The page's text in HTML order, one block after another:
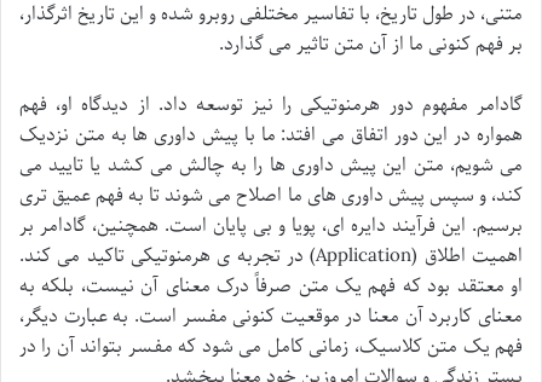
متنی، در طول تاریخ، با تفاسیر مختلفی روبرو شده و این تاریخ اثرگذار،
بر فهم کنونی ما از آن متن تاثیر می گذارد.
گادامر مفهوم دور هرمنوتیکی را نیز توسعه داد. از دیدگاه او، فهم
همواره در این دور اتفاق می افتد: ما با پیش داوری ها به متن نزدیک
می شویم، متن این پیش داوری ها را به چالش می کشد یا تایید می
کند، و سپس پیش داوری های ما اصلاح می شوند تا به فهم عمیق تری
برسیم. این فرآیند دایره ای، پویا و بی پایان است. همچنین، گادامر بر
اهمیت اطلاق (Application) در تجربه ی هرمنوتیکی تاکید می کند.
او معتقد بود که فهم یک متن صرفاً درک معنای آن نیست، بلکه به
معنای کاربرد آن معنا در موقعیت کنونی مفسر است. به عبارت دیگر،
فهم یک متن کلاسیک، زمانی کامل می شود که مفسر بتواند آن را در